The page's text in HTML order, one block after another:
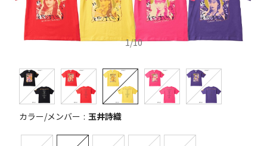
1/10
カラー/メンバー 玉井詩織